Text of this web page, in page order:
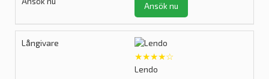
Ansök nu
★★★★☆
Lendo